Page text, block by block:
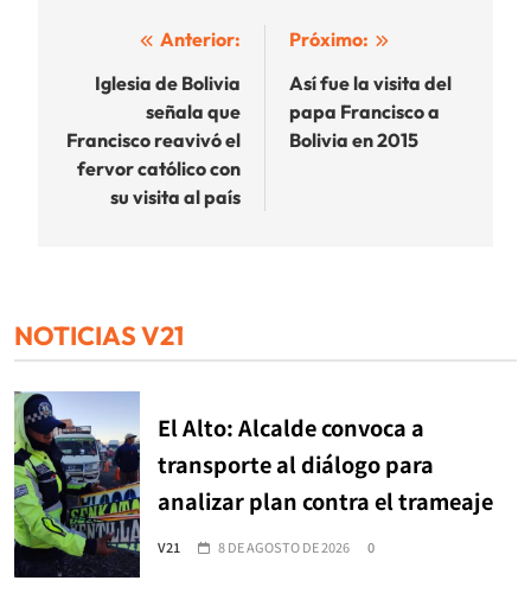
Navegación
entradas
Anterior:
Iglesia de Bolivia
señala que
Francisco reavivó el
fervor católico con
su visita al país
Próximo:
Así fue la visita del
papa Francisco a
Bolivia en 2015
NOTICIAS V21
El Alto: Alcalde convoca a
transporte al diálogo para
analizar plan contra el trameaje
V21 8 DE AGOSTO DE 2026 0